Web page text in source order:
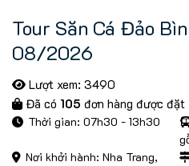
Tour Săn Cá Đảo
08/2026
Lượt xem: 3490
Đã có 105 đơn hàng được đặt
Thời gian: 07h30 - 13h30
Nơi khởi hành: Nha Trang,